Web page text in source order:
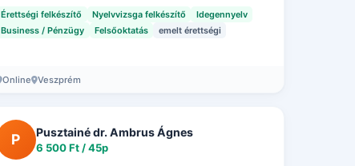
Érettségi felkészítő Nyelvvizsga felkészítő
Idegennyelv
Business / Pénzügy
Felsőoktatás emelt érettségi
Online Veszprém
P Pusztainé dr. Ambrus Ágnes
6 500 Ft / 45p